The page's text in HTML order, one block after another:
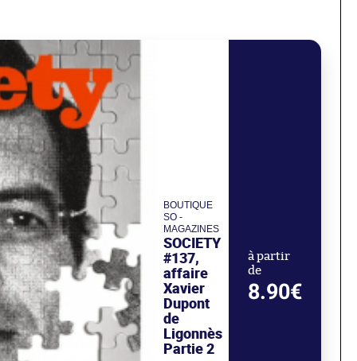
BOUTIQUE
SO -
MAGAZINES
SOCIETY
#137,
affaire
Xavier
Dupont
de
Ligonnès
Partie 2
à partir
de
8.90€